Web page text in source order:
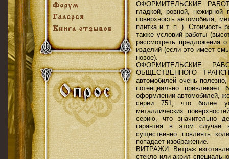
ОФОРМИТЕЛЬСКИЕ
гладкой, ровной, нежирной
поверхность автомобиля,
плитка и т. п. ). Стоимость
также условий работы
рассмотреть предложения
изделий (если это имеет
новое).
ОФОРМИТЕЛЬСКИЕ
ОБЩЕСТВЕННОГО
автомобилей очень
потенциально
оформлении автомобилей,
серии 751, что более
металлических
серию, что значительно
гарантия в этом случае
существенно повлиять
попадает изображение.
ВИТРАЖИ. Витраж
стекло или акрил